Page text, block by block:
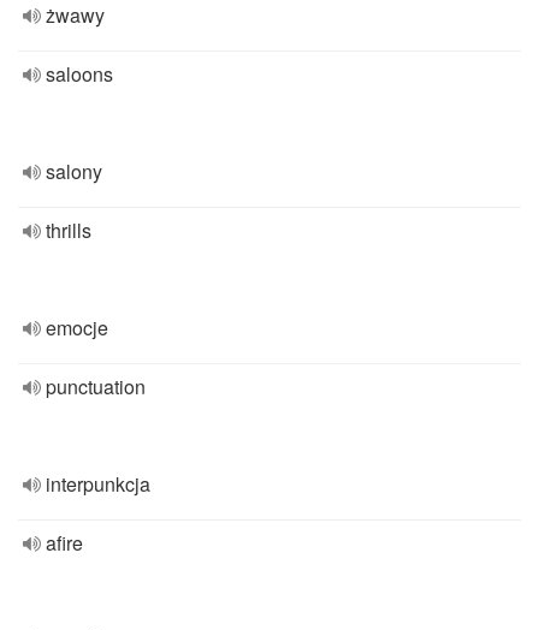
żwawy
saloons
salony
thrills
emocje
punctuation
interpunkcja
afire